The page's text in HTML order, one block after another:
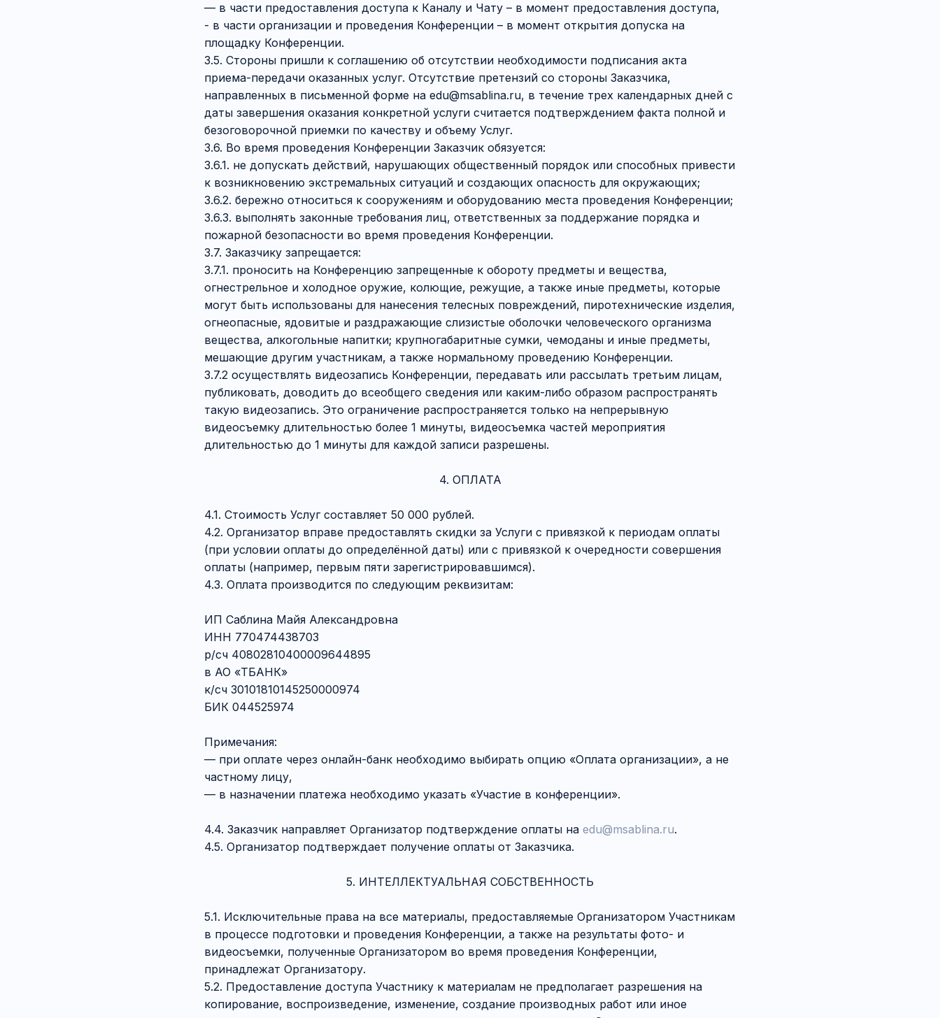
— в части предоставления доступа к Каналу и Чату – в момент предоставления доступа,
- в части организации и проведения Конференции – в момент открытия допуска на
площадку Конференции.
3.5. Стороны пришли к соглашению об отсутствии необходимости подписания акта
приема-передачи оказанных услуг. Отсутствие претензий со стороны Заказчика,
направленных в письменной форме на edu@msablina.ru, в течение трех календарных дней с
даты завершения оказания конкретной услуги считается подтверждением факта полной и
безоговорочной приемки по качеству и объему Услуг.
3.6. Во время проведения Конференции Заказчик обязуется:
3.6.1. не допускать действий, нарушающих общественный порядок или способных привести
к возникновению экстремальных ситуаций и создающих опасность для окружающих;
3.6.2. бережно относиться к сооружениям и оборудованию места проведения Конференции;
3.6.3. выполнять законные требования лиц, ответственных за поддержание порядка и
пожарной безопасности во время проведения Конференции.
3.7. Заказчику запрещается:
3.7.1. проносить на Конференцию запрещенные к обороту предметы и вещества,
огнестрельное и холодное оружие, колющие, режущие, а также иные предметы, которые
могут быть использованы для нанесения телесных повреждений, пиротехнические изделия,
огнеопасные, ядовитые и раздражающие слизистые оболочки человеческого организма
вещества, алкогольные напитки; крупногабаритные сумки, чемоданы и иные предметы,
мешающие другим участникам, а также нормальному проведению Конференции.
3.7.2 осуществлять видеозапись Конференции, передавать или рассылать третьим лицам,
публиковать, доводить до всеобщего сведения или каким-либо образом распространять
такую видеозапись. Это ограничение распространяется только на непрерывную
видеосъемку длительностью более 1 минуты, видеосъемка частей мероприятия
длительностью до 1 минуты для каждой записи разрешены.
4. ОПЛАТА
4.1. Стоимость Услуг составляет 50 000 рублей.
4.2. Организатор вправе предоставлять скидки за Услуги с привязкой к периодам оплаты
(при условии оплаты до определённой даты) или с привязкой к очередности совершения
оплаты (например, первым пяти зарегистрировавшимся).
4.3. Оплата производится по следующим реквизитам:
ИП Саблина Майя Александровна
ИНН 770474438703
р/сч 40802810400009644895
в АО «ТБАНК»
к/сч 30101810145250000974
БИК 044525974
Примечания:
— при оплате через онлайн-банк необходимо выбирать опцию «Оплата организации», а не
частному лицу,
— в назначении платежа необходимо указать «Участие в конференции».
4.4. Заказчик направляет Организатор подтверждение оплаты на edu@msablina.ru.
4.5. Организатор подтверждает получение оплаты от Заказчика.
5. ИНТЕЛЛЕКТУАЛЬНАЯ СОБСТВЕННОСТЬ
5.1. Исключительные права на все материалы, предоставляемые Организатором Участникам
в процессе подготовки и проведения Конференции, а также на результаты фото- и
видеосъемки, полученные Организатором во время проведения Конференции,
принадлежат Организатору.
5.2. Предоставление доступа Участнику к материалам не предполагает разрешения на
копирование, воспроизведение, изменение, создание производных работ или иное